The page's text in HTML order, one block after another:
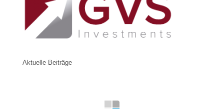
Aktuelle Beiträge